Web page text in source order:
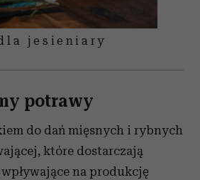
jesieniary
potrawy
do dań mięsnych i rybnych
które dostarczają
na produkcję